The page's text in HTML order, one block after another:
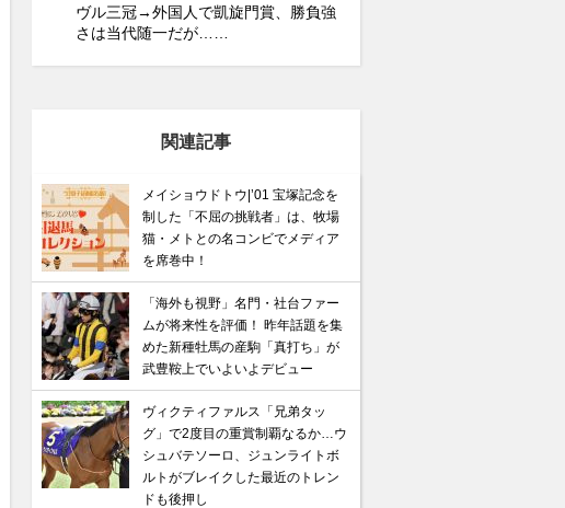
ヴル三冠→外国人で凱旋門賞、勝負強
さは当代随一だが……
関連記事
メイショウドトウ|’01 宝塚記念を
制した「不屈の挑戦者」は、牧場
猫・メトとの名コンビでメディア
を席巻中！
「海外も視野」名門・社台ファー
ムが将来性を評価！ 昨年話題を集
めた新種牡馬の産駒「真打ち」が
武豊鞍上でいよいよデビュー
ヴィクティファルス「兄弟タッ
グ」で2度目の重賞制覇なるか…ウ
シュバテソーロ、ジュンライトボ
ルトがブレイクした最近のトレン
ドも後押し